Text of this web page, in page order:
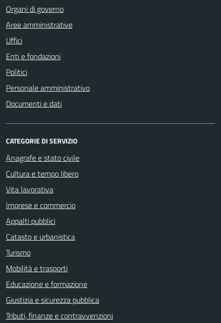
Organi di governo
Aree amministrative
Uffici
Enti e fondazioni
Politici
Personale amministrativo
Documenti e dati
CATEGORIE DI SERVIZIO
Anagrafe e stato civile
Cultura e tempo libero
Vita lavorativa
Imprese e commercio
Appalti pubblici
Catasto e urbanistica
Turismo
Mobilità e trasporti
Educazione e formazione
Giustizia e sicurezza pubblica
Tributi, finanze e contravvenzioni